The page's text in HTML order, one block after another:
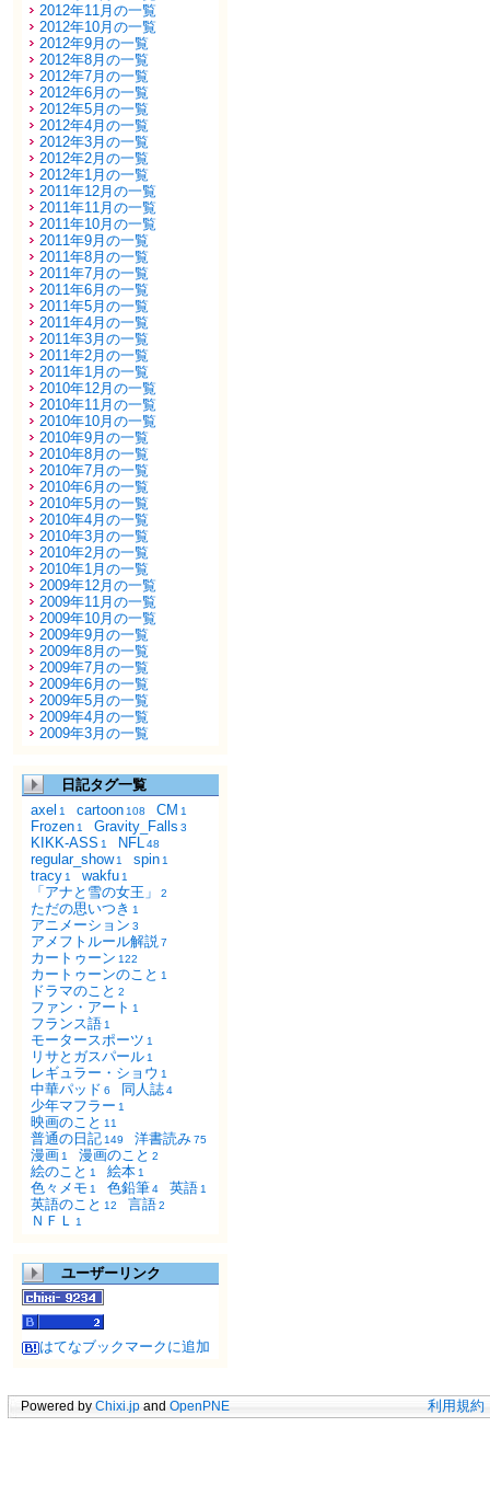
2012年11月の一覧
2012年10月の一覧
2012年9月の一覧
2012年8月の一覧
2012年7月の一覧
2012年6月の一覧
2012年5月の一覧
2012年4月の一覧
2012年3月の一覧
2012年2月の一覧
2012年1月の一覧
2011年12月の一覧
2011年11月の一覧
2011年10月の一覧
2011年9月の一覧
2011年8月の一覧
2011年7月の一覧
2011年6月の一覧
2011年5月の一覧
2011年4月の一覧
2011年3月の一覧
2011年2月の一覧
2011年1月の一覧
2010年12月の一覧
2010年11月の一覧
2010年10月の一覧
2010年9月の一覧
2010年8月の一覧
2010年7月の一覧
2010年6月の一覧
2010年5月の一覧
2010年4月の一覧
2010年3月の一覧
2010年2月の一覧
2010年1月の一覧
2009年12月の一覧
2009年11月の一覧
2009年10月の一覧
2009年9月の一覧
2009年8月の一覧
2009年7月の一覧
2009年6月の一覧
2009年5月の一覧
2009年4月の一覧
2009年3月の一覧
日記タグ一覧
axel 1 cartoon 108 CM 1
Frozen 1 Gravity_Falls 3
KIKK-ASS 1 NFL48
regular_show 1 spin 1
tracy 1 wakfu 1
「アナと雪の女王」 2
ただの思いつき 1
アニメーション 3
アメフトルール解説7
カートゥーン 122
カートゥーンのこと 1
ドラマのこと 2
ファン・アート 1
フランス語 1
モータースポーツ 1
リサとガスパール 1
レギュラー・ショウ 1
中華パッド 6 同人誌4
少年マフラー 1
映画のこと 11
普通の日記 149 洋書読み75
漫画 1 漫画のこと 2
絵のこと 1 絵本 1
色々メモ 1 色鉛筆4 英語 1
英語のこと 12 言語2
ＮＦＬ 1
ユーザーリンク
はてなブックマークに追加
Powered by Chixi.jp and OpenPNE 利用規約